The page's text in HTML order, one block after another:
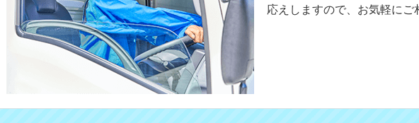
応えしますので、お気軽にご